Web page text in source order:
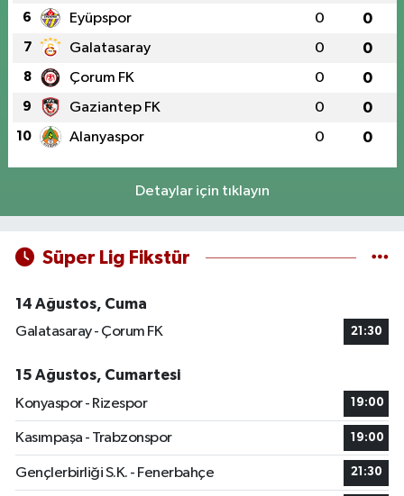
6 Eyüpspor 0 0
7 Galatasaray 0 0
8 Çorum FK 0 0
9 Gaziantep FK 0 0
10 Alanyaspor 0 0
Detaylar için tıklayın
Süper Lig Fikstür
14 Ağustos, Cuma
Galatasaray - Çorum FK
21:30
15 Ağustos, Cumartesi
Konyaspor - Rizespor
19:00
Kasımpaşa - Trabzonspor 19:00
Gençlerbirliği S.K. - Fenerbahçe 21:30